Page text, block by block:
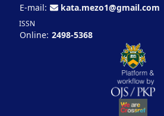
E-mail:
kata.mezo1@gmail.com
ISSN
Online: 2498-5368